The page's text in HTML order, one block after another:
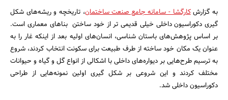
بانک، بیمه و سرمایه
مسکن و ساختمان
به گزارشکارگشا - سامانه جامع صنعت ساختمان، تاریخچه و ریشه‌های شکل
گیری دکوراسیون داخلی خیلی قدیمی تر از خود ساختن بناهای معماری است.
بر اساس پژوهش‌های باستان شناسی، انسان‌های اولیه بعد از اینکه غار را به
عنوان یک مکان خود ساخته از طرف طبیعت برای سکونت انتخاب کردند، شروع
به ترسیم طرح‌هایی بر دیواره‌های داخلی با اشکالی از انواع گل و گیاه و حیوانات
مختلف کردند و این شروعی بر شکل گیری اولین نمونه‌هایی از طراحی
دکوراسیون داخلی شد.